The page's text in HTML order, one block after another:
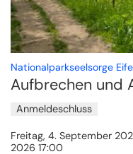
Nationalparkseelsorge
Aufbrechen und
Anmeldeschluss
Freitag, 4. September
2026 17:00